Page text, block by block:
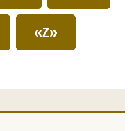
«Z»